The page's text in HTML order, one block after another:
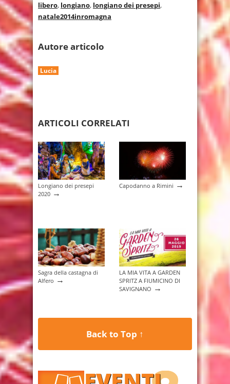
libero, longiano, longiano dei presepi,
natale2014inromagna
Autore articolo
Lucia
ARTICOLI CORRELATI
Longiano dei presepi
2020→
Capodanno a Rimini →
Sagra della castagna di
Alfero →
LA MIA VITA A GARDEN
SPRITZ A FIUMICINO DI
SAVIGNANO →
Back to Top ↑